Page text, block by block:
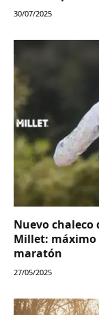
30/07/2025
Nuevo chaleco
Millet: máximo
maratón
27/05/2025